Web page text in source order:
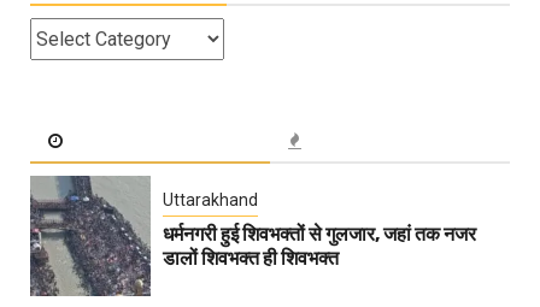
Categories
Uttarakhand
धर्मनगरी हुई शिवभक्तों से गुलजार, जहां तक नजर
डालों शिवभक्त ही शिवभक्त